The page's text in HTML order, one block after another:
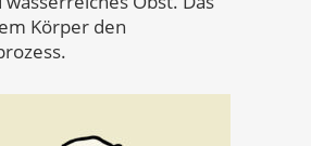
Körper den